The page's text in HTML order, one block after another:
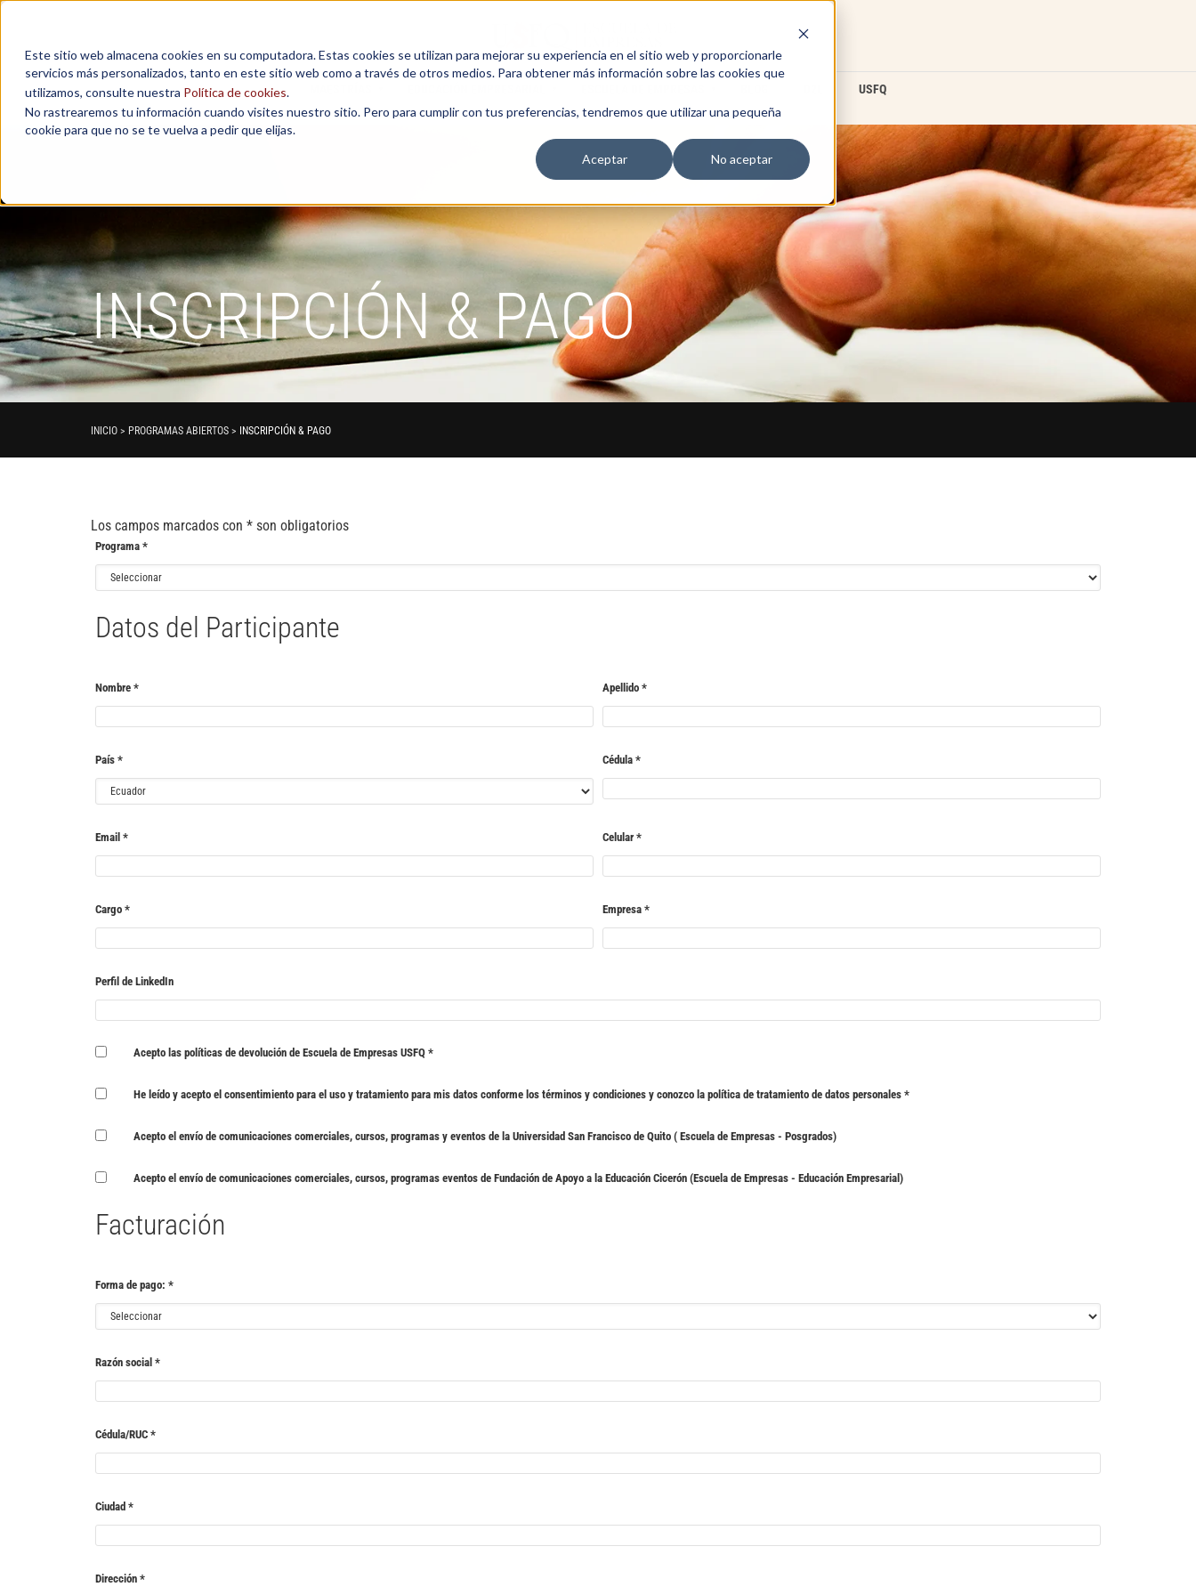
Este sitio web almacena cookies en su computadora. Estas cookies se utilizan para mejorar su experiencia en el sitio web y proporcionarle
servicios más personalizados, tanto en este sitio web como a través de otros medios. Para obtener más información sobre las cookies que
utilizamos, consulte nuestra Política de cookies.
No rastrearemos tu información cuando visites nuestro sitio. Pero para cumplir con tus preferencias, tendremos que utilizar una pequeña
cookie para que no se te vuelva a pedir que elijas.
Aceptar
No aceptar
USFQ
INSCRIPCIÓN & PAGO
INICIO > PROGRAMAS ABIERTOS > INSCRIPCIÓN & PAGO
Los campos marcados con * son obligatorios
Programa *
Datos del Participante
Nombre * Apellido *
País * Cédula *
Email * Celular *
Cargo * Empresa *
Perfil de LinkedIn
Acepto las políticas de devoluciónde Escuela de Empresas USFQ *
He leído y acepto el consentimiento para el uso y tratamiento para mis datos conforme los términos y condicionesy conozco la política de tratamiento de datos personales *
Acepto el envío de comunicaciones comerciales, cursos, programas y eventos de la Universidad San Francisco de Quito ( Escuela de Empresas - Posgrados)
Acepto el envío de comunicaciones comerciales, cursos, programas eventos de Fundación de Apoyo a la Educación Cicerón (Escuela de Empresas - Educación Empresarial)
Facturación
Forma de pago: *
Razón social *
Cédula/RUC *
Ciudad *
Dirección *